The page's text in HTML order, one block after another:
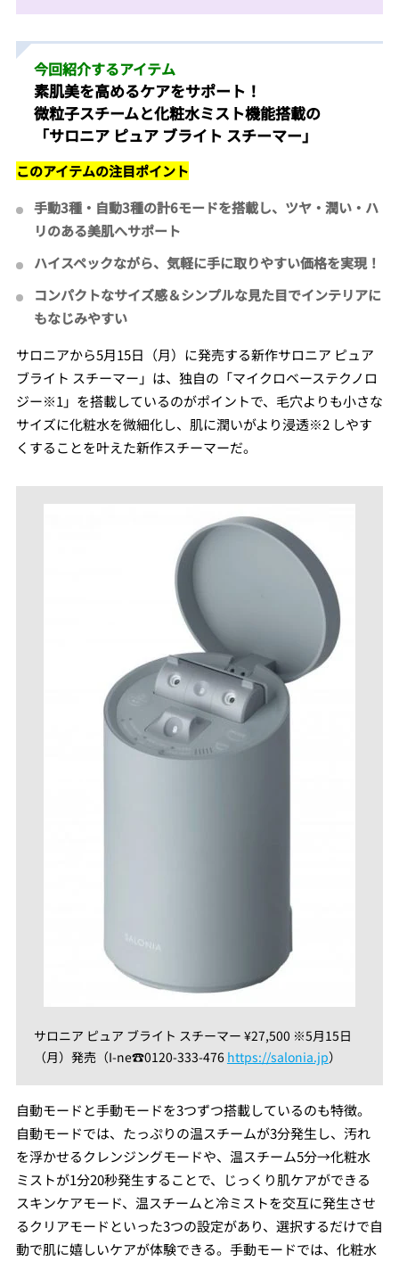
今回紹介するアイテム
素肌美を高めるケアをサポート！
微粒子スチームと化粧水ミスト機能搭載の
「サロニア ピュア ブライト スチーマー」
このアイテムの注目ポイント
手動3種・自動3種の計6モードを搭載し、ツヤ・潤い・ハ
リのある美肌へサポート
ハイスペックながら、気軽に手に取りやすい価格を実現！
コンパクトなサイズ感＆シンプルな見た目でインテリアに
もなじみやすい
サロニアから5月15日（月）に発売する新作サロニア ピュア
ブライト スチーマー」は、独自の「マイクロベーステクノロ
ジー※1」を搭載しているのがポイントで、毛穴よりも小さな
サイズに化粧水を微細化し、肌に潤いがより浸透※2 しやす
くすることを叶えた新作スチーマーだ。
サロニア ピュア ブライト スチーマー ¥27,500 ※5月15日
（月）発売（I-ne☎︎0120-333-476 https://salonia.jp）
自動モードと手動モードを3つずつ搭載しているのも特徴。
自動モードでは、たっぷりの温スチームが3分発生し、汚れ
を浮かせるクレンジングモードや、温スチーム5分→化粧水
ミストが1分20秒発生することで、じっくり肌ケアができる
スキンケアモード、温スチームと冷ミストを交互に発生させ
るクリアモードといった3つの設定があり、選択するだけで自
動で肌に嬉しいケアが体験できる。手動モードでは、化粧水